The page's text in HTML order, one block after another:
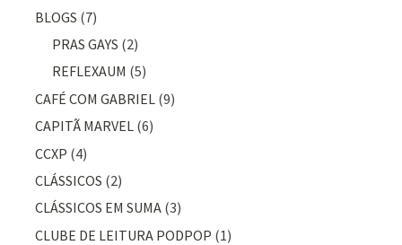
BLOGS (7)
PRAS GAYS (2)
REFLEXAUM (5)
CAFÉ COM GABRIEL (9)
CAPITÃ MARVEL (6)
CCXP (4)
CLÁSSICOS (2)
CLÁSSICOS EM SUMA (3)
CLUBE DE LEITURA PODPOP (1)